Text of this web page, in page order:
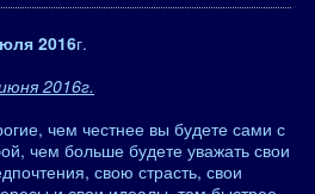
2016г.
2016г.
чем честнее вы будете сами с
чем больше будете уважать свои
свою страсть, свои